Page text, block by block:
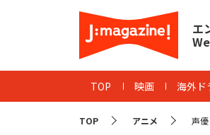
エ
TOP 映画 海外ド
TOP アニメ 声